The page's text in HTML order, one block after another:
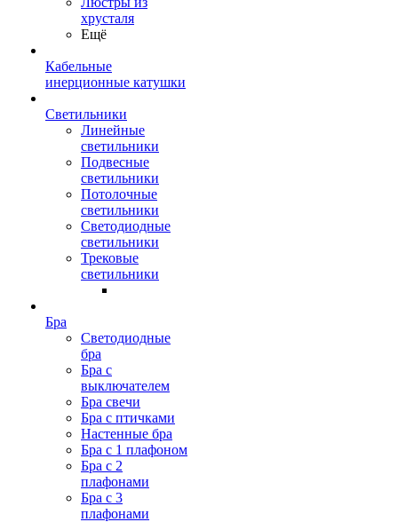
хрусталя
Ещё
Кабельные
инерционные катушки
Светильники
Линейные
светильники
Подвесные
светильники
Потолочные
светильники
Светодиодные
светильники
Трековые
светильники
Бра
Светодиодные
бра
Бра с
выключателем
Бра свечи
Бра с птичками
Настенные бра
Бра с 1 плафоном
Бра с 2
плафонами
Бра с 3
плафонами